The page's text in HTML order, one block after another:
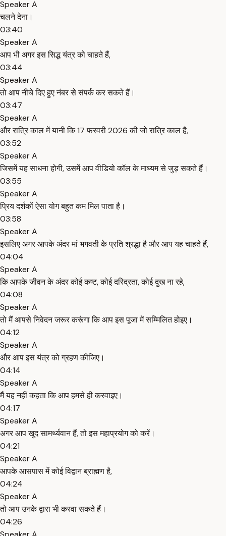
Speaker A
चलने देना।
03:40
Speaker A
आप भी अगर इस सिद्ध यंत्र को चाहते हैं,
03:44
Speaker A
तो आप नीचे दिए हुए नंबर से संपर्क कर सकते हैं।
03:47
Speaker A
और रात्रि काल में यानी कि 17 फरवरी 2026 की जो रात्रि काल है,
03:52
Speaker A
जिसमें यह साधना होगी, उसमें आप वीडियो कॉल के माध्यम से जुड़ सकते हैं।
03:55
Speaker A
प्रिय दर्शकों ऐसा योग बहुत कम मिल पाता है।
03:58
Speaker A
इसलिए अगर आपके अंदर मां भगवती के प्रति श्रद्धा है और आप यह चाहते हैं,
04:04
Speaker A
कि आपके जीवन के अंदर कोई कष्ट, कोई दरिद्रता, कोई दुख ना रहे,
04:08
Speaker A
तो मैं आपसे निवेदन जरूर करूंगा कि आप इस पूजा में सम्मिलित होइए।
04:12
Speaker A
और आप इस यंत्र को ग्रहण कीजिए।
04:14
Speaker A
मैं यह नहीं कहता कि आप हमसे ही करवाइए।
04:17
Speaker A
अगर आप खुद सामर्थ्यवान हैं, तो इस महाप्रयोग को करें।
04:21
Speaker A
आपके आसपास में कोई विद्वान ब्राह्मण है,
04:24
Speaker A
तो आप उनके द्वारा भी करवा सकते हैं।
04:26